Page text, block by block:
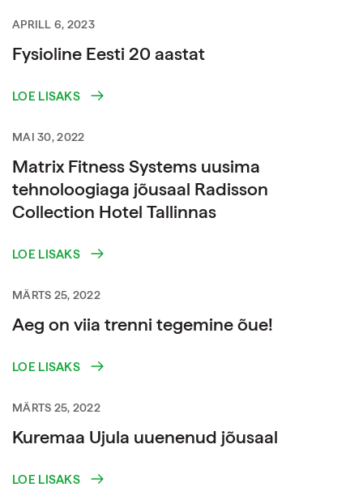
APRILL 6, 2023
Fysioline Eesti 20 aastat
LOE LISAKS
MAI 30, 2022
Matrix Fitness Systems uusima
tehnoloogiaga jõusaal Radisson
Collection Hotel Tallinnas
LOE LISAKS
MÄRTS 25, 2022
Aeg on viia trenni tegemine õue!
LOE LISAKS
MÄRTS 25, 2022
Kuremaa Ujula uuenenud jõusaal
LOE LISAKS